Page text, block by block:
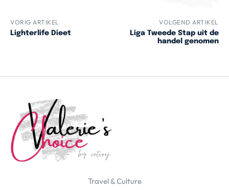
VORIG ARTIKEL
Lighterlife Dieet
VOLGEND ARTIKEL
Liga Tweede Stap uit de
handel genomen
Travel & Culture